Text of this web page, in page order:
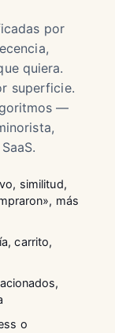
por
quiera.
superficie.
—
similitud,
más
carrito,
o